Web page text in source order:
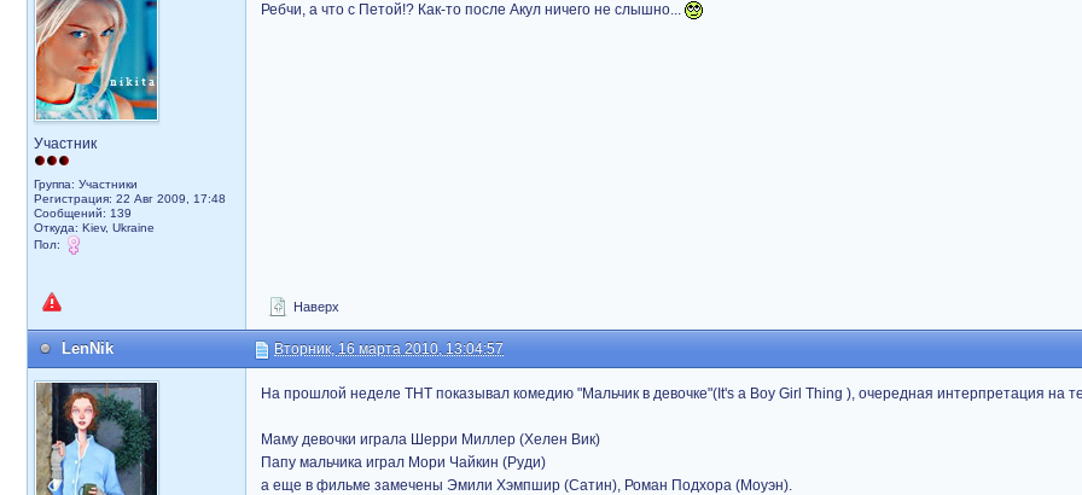
Участник
Группа: Участники
Регистрация: 22 Авг 2009, 17:48
Сообщений: 139
Откуда: Kiev, Ukraine
Пол:
Ребчи, а что с Петой!? Как-то после Акул ничего не слышно...
Наверх
LenNik Вторник, 16 марта 2010, 13:04:57
На прошлой неделе ТНТ показывал комедию "Мальчик в девочке"(It's a Boy Girl Thing ), очередная интерпретация на
Маму девочки играла Шерри Миллер (Хелен Вик)
Папу мальчика играл Мори Чайкин (Руди)
а еще в фильме замечены Эмили Хэмпшир (Сатин), Роман Подхора (Моуэн).